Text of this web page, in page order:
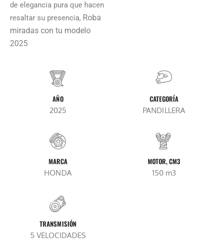
de elegancia pura que hacen
resaltar su presencia, Roba
miradas con tu modelo
2025
AÑO
2025
CATEGORÍA
PANDILLERA
MARCA
HONDA
MOTOR, CM3
150 m3
TRANSMISIÓN
5 VELOCIDADES